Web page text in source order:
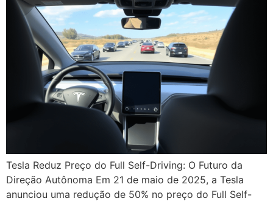
Tesla Reduz Preço do Full Self-Driving: O Futuro da
Direção Autônoma Em 21 de maio de 2025, a Tesla
anunciou uma redução de 50% no preço do Full Self-